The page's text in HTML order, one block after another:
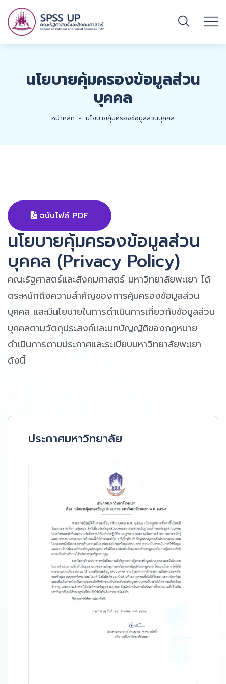
นโยบายคุ้มครองข้อมูลส่วน
บุคคล
หน้าหลัก นโยบายคุ้มครองข้อมูลส่วนบุคคล
ฉบับไฟล์ PDF
นโยบายคุ้มครองข้อมูลส่วน
บุคคล (Privacy Policy)
คณะรัฐศาสตร์และสังคมศาสตร์ มหาวิทยาลัยพะเยา ได้
ตระหนักถึงความสำคัญของการคุ้มครองข้อมูลส่วน
บุคคล และมีนโยบายในการดำเนินการเกี่ยวกับข้อมูลส่วน
บุคคลตามวัตถุประสงค์และบทบัญญัติของกฎหมาย
ดำเนินการตามประกาศและระเบียบมหาวิทยาลัยพะเยา
ดังนี้
ประกาศมหาวิทยาลัย